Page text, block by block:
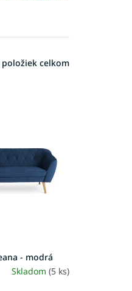
položiek celkom
- modrá
Skladom (5 ks)